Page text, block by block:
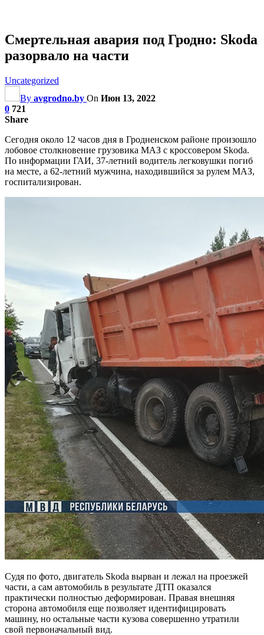
Смертельная авария под Гродно: Skoda
разорвало на части
Uncategorized
By avgrodno.by On Июн 13, 2022
0 721
Share
Сегодня около 12 часов дня в Гродненском районе произошло
лобовое столкновение грузовика МАЗ с кроссовером Skoda.
По информации ГАИ, 37-летний водитель легковушки погиб
на месте, а 62-летний мужчина, находившийся за рулем МАЗ,
госпитализирован.
Судя по фото, двигатель Skoda вырван и лежал на проезжей
части, а сам автомобиль в результате ДТП оказался
практически полностью деформирован. Правая внешняя
сторона автомобиля еще позволяет идентифицировать
машину, но остальные части кузова совершенно утратили
свой первоначальный вид.